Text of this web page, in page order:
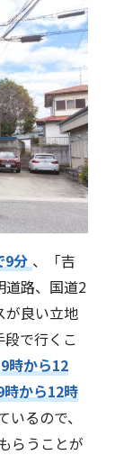
9分 、「吉
道路、国道2
が良い立地
で行くこ
時から12
から12時
いるので、
らうことが